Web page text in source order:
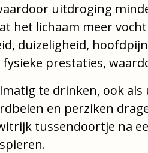
uitdroging
het lichaam meer
duizeligheid,
prestaties,
te drinken, ook
en perziken
tussendoortje na